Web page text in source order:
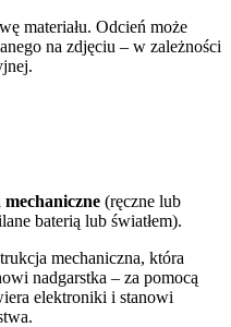
materiału. Odcień może
na zdjęciu – w zależności
mechaniczne (ręczne lub
baterią lub światłem).
mechaniczna, która
nadgarstka – za pomocą
elektroniki i stanowi